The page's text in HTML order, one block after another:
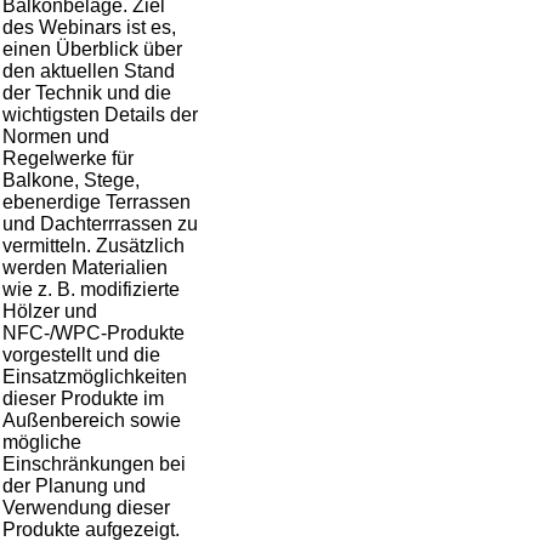
Balkonbeläge. Ziel
des Webinars ist es,
einen Überblick über
den aktuellen Stand
der Technik und die
wichtigsten Details der
Normen und
Regelwerke für
Balkone, Stege,
ebenerdige Terrassen
und Dachterrrassen zu
vermitteln. Zusätzlich
werden Materialien
wie z. B. modifizierte
Hölzer und
NFC-/WPC-Produkte
vorgestellt und die
Einsatzmöglichkeiten
dieser Produkte im
Außenbereich sowie
mögliche
Einschränkungen bei
der Planung und
Verwendung dieser
Produkte aufgezeigt.